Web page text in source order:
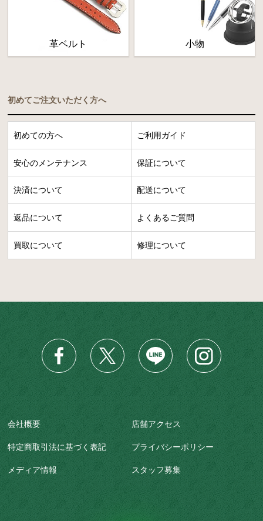
革ベルト 小物
初めてご注文いただく方へ
初めての方へ ご利用ガイド
安心のメンテナンス 保証について
決済について 配送について
返品について よくあるご質問
買取について 修理について
会社概要 店舗アクセス
特定商取引法に基づく表記 プライバシーポリシー
メディア情報 スタッフ募集